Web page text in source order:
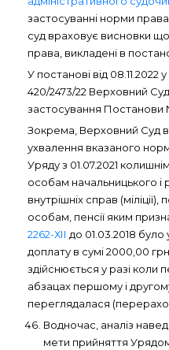
застосуванні норми
суд враховує висновки
права, викладені в
У постанові від 08.11.2022
420/2473/22 Верховний
застосування Постанови
Зокрема, Верховний Суд
ухвалення вказаного
Уряду з 01.07.2021
особам начальницького і
внутрішніх справ
особам, пенсії яким
2262-ХІІ до 01.03.2018
доплату в сумі 2000,00
здійснюється у разі коли
абзацах першому і
переглядалася
Водночас, аналіз
мети прийняття